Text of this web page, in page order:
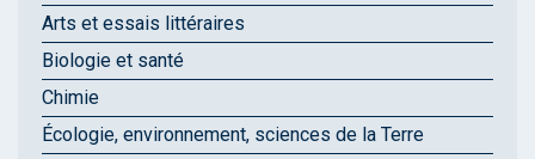
Arts et essais littéraires
Biologie et santé
Chimie
Écologie, environnement, sciences de la Terre